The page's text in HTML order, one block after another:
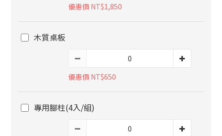
優惠價 NT$1,850
木質桌板
優惠價 NT$650
專用腳柱(4入/組)